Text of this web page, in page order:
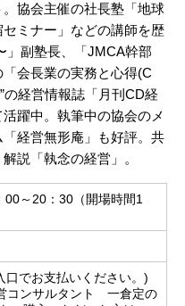
協会主催の社長塾「地球
ミナー」などの講師を歴
」副塾長、「JMCA幹部
会長業の実務と心得(C
の経営情報誌「月刊CD経
躍中。執筆中の協会のメ
経営無形庵」も好評。共
説「執念の経営」。
～20：30（開場時間1
口でお支払いください。)
コンサルタント 一倉定の